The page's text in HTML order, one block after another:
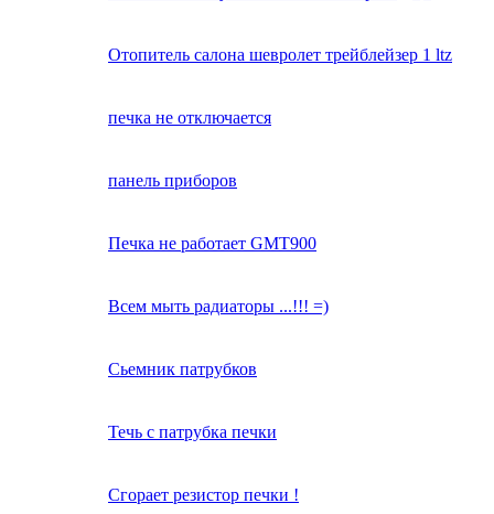
Отопитель салона шевролет трейблейзер 1 ltz
печка не отключается
панель приборов
Печка не работает GMT900
Всем мыть радиаторы ...!!! =)
Сьемник патрубков
Течь с патрубка печки
Сгорает резистор печки !